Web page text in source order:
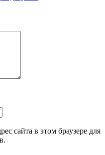
сайта в этом браузере для